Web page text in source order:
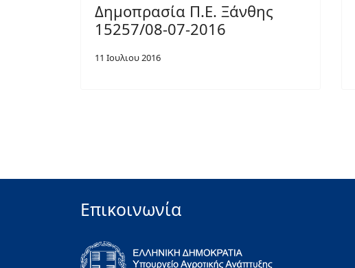
Δημοπρασία Π.Ε. Ξάνθης
15257/08-07-2016
11 Ιουλιου 2016
Επικοινωνία